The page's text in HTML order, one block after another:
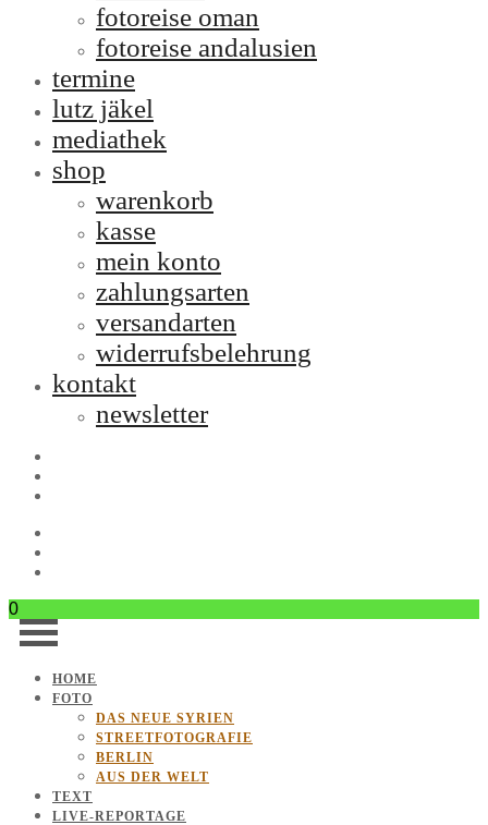
fotoreise oman
fotoreise andalusien
termine
lutz jäkel
mediathek
shop
warenkorb
kasse
mein konto
zahlungsarten
versandarten
widerrufsbelehrung
kontakt
newsletter
0
HOME
FOTO
DAS NEUE SYRIEN
STREETFOTOGRAFIE
BERLIN
AUS DER WELT
TEXT
LIVE-REPORTAGE